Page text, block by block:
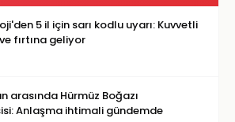
5 il için sarı kodlu uyarı: Kuvvetli
fırtına geliyor
arasında Hürmüz Boğazı
Anlaşma ihtimali gündemde